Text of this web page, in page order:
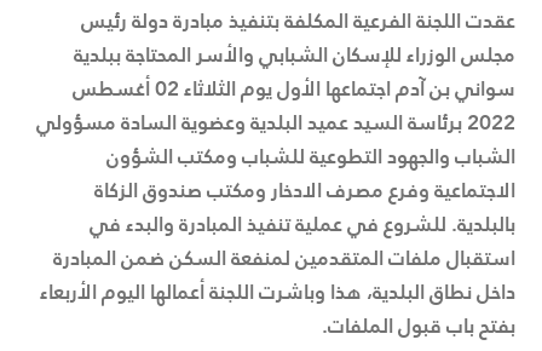
عقدت اللجنة الفرعية المكلفة بتنفيذ مبادرة دولة رئيس
مجلس الوزراء للإسكان الشبابي والأسر المحتاجة ببلدية
سواني بن آدم اجتماعها الأول يوم الثلاثاء 02 أغسطس
2022 برئاسة السيد عميد البلدية وعضوية السادة مسؤولي
الشباب والجهود التطوعية للشباب ومكتب الشؤون
الاجتماعية وفرع مصرف الادخار ومكتب صندوق الزكاة
بالبلدية. للشروع في عملية تنفيذ المبادرة والبدء في
استقبال ملفات المتقدمين لمنفعة السكن ضمن المبادرة
داخل نطاق البلدية، هذا وباشرت اللجنة أعمالها اليوم الأربعاء
بفتح باب قبول الملفات.